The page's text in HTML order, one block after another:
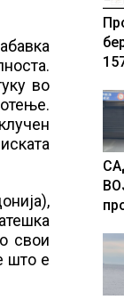
во
свои
што е